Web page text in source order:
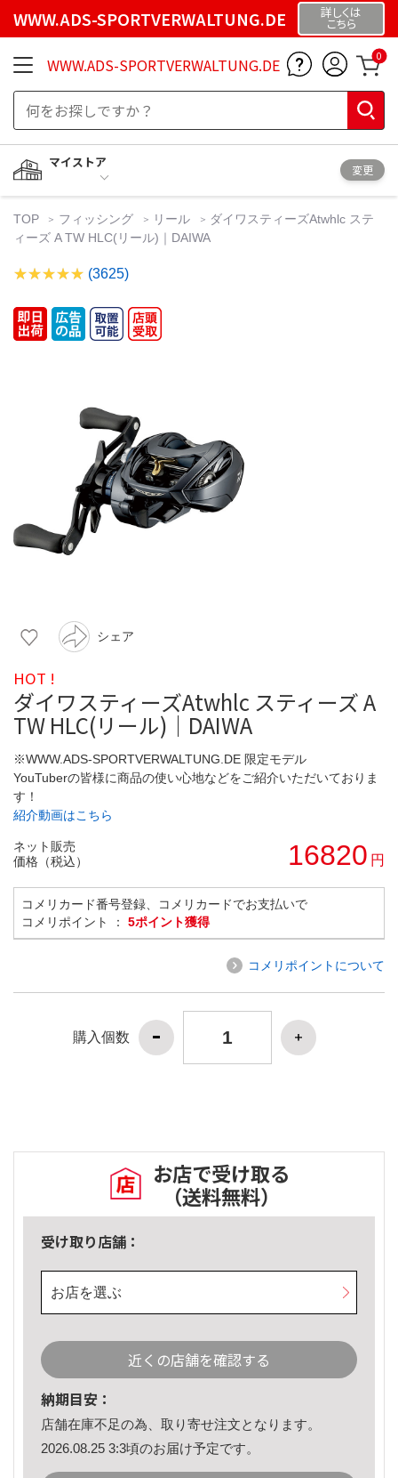
WWW.ADS-SPORTVERWALTUNG.DE 詳しくは
こちら
WWW.ADS-SPORTVERWALTUNG.DE 0
マイストア
変更
TOP フィッシング リール
ダイワスティーズAtwhlc ステ
ィーズ A TW HLC(リール)｜DAIWA
(3625)
シェア
HOT !
ダイワスティーズAtwhlc スティーズ A
TW HLC(リール)｜DAIWA
※WWW.ADS-SPORTVERWALTUNG.DE 限定モデル
YouTuberの皆様に商品の使い心地などをご紹介いただいておりま
す！
紹介動画はこちら
ネット販売
価格（税込）
16820 円
コメリカード番号登録、コメリカードでお支払いで
コメリポイント ： 5ポイント獲得
コメリポイントについて
購入個数
お店で受け取る
（送料無料）
受け取り店舗：
お店を選ぶ
近くの店舗を確認する
納期目安：
店舗在庫不足の為、取り寄せ注文となります。
2026.08.25 3:3頃のお届け予定です。